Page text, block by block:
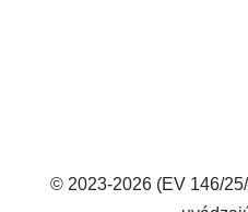
© 2023-2026 (EV 146/